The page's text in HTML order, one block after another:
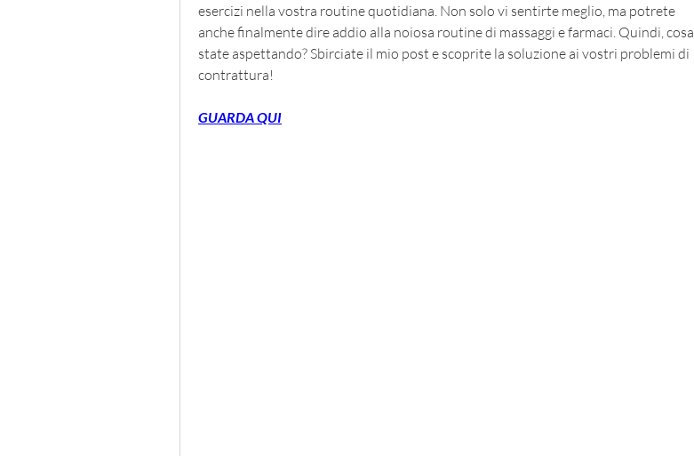
esercizi nella vostra routine quotidiana. Non solo vi sentirte meglio, ma potrete
anche finalmente dire addio alla noiosa routine di massaggi e farmaci. Quindi, cosa
state aspettando? Sbirciate il mio post e scoprite la soluzione ai vostri problemi di
contrattura!
GUARDA QUI